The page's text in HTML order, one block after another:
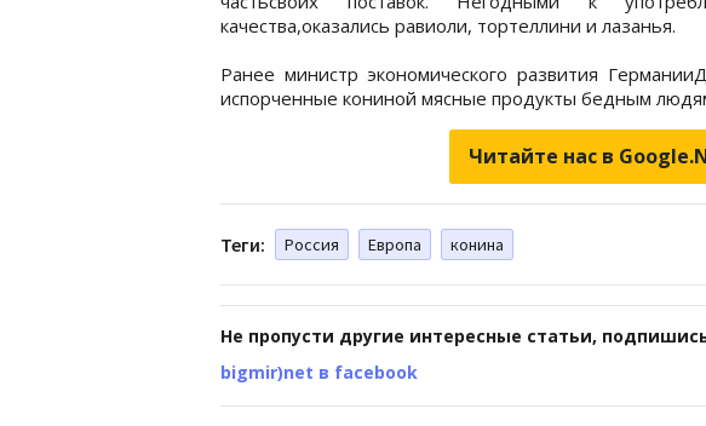
качества,оказались равиоли, тортеллини и лазанья.
Ранее министр экономического развития
испорченные кониной мясные продукты бедным
Читайте нас в
Теги: Россия Европа конина
Не пропусти другие интересные статьи,
bigmir)net в facebook